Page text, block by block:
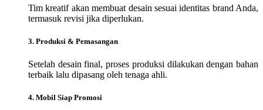
Tim kreatif akan membuat desain sesuai identitas brand Anda,
termasuk revisi jika diperlukan.
3. Produksi & Pemasangan
Setelah desain final, proses produksi dilakukan dengan bahan
terbaik lalu dipasang oleh tenaga ahli.
4. Mobil Siap Promosi